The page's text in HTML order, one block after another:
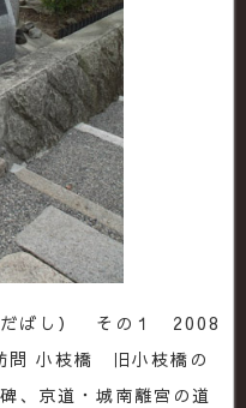
だばし） その１ 2008
問 小枝橋 旧小枝橋の
、京道・城南離宮の道